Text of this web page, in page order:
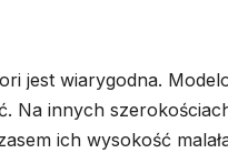
jest wiarygodna.
Na innych
ich wysokość